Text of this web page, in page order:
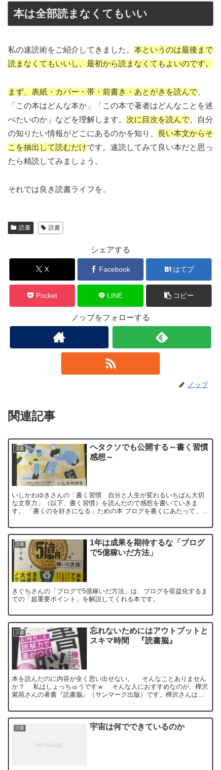
本は全部読まなくてもいい
私の速読術をご紹介してきました。 本というのは最後まで
読まなくてもいいし、最初から読まなくてもよいのです。
まず、表紙・カバー・帯・前書き・あとがきを読んで
「この本はどんな本か」「この本で著者はどんなことを述
べたいのか」などを理解します。 次に目次を読んで 、自分
の知りたい情報がどこにあるのかを知り、 長い本文からそ
こを抽出して読むだけです。速読してみて良い本だと思っ
たら精読してみましょう。
それでは良き読書ライフを。
読書 読書
シェアする
X Facebook はてブ
Pocket LINE コピー
ノッブをフォローする
ノッブ
関連記事
読書
ヘタクソでも公開する～書く習慣
感想～
いしかわゆきさんの「書く習慣 自分と人生が変わるいちばん大切
な文章力」（以下、書く習慣）を読んだので感想を書いていきま
す。 「書くのを好きになる」ための本 ブログを書くにあたって、
「書...
読書
1年は成果を期待するな「ブログ
で5億稼いだ方法」
きぐちさんの「ブログで5億稼いだ方法」は、ブログを収益化するま
での「超重要ポイント」を解説してくれる本です。
読書
忘れないためにはアウトプットと
スキマ時間 『読書脳』
本を読んだのに内容が全く思い出せない。 そんなことありません
か？ 私はしょっちゅうですｗ そんな人におすすめなのが、樺沢
紫苑さんの著書『読書脳』（サンマーク出版）です。樺沢さんは精
読書 宇宙は何でできているのか